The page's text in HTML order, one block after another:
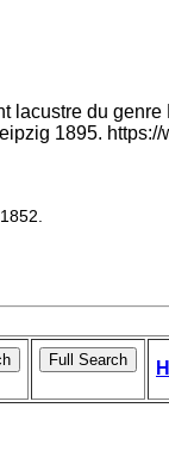
lacustre du genre
1895.